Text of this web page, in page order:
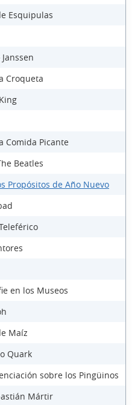
Esquipulas
Croqueta
Comida Picante
Beatles
Propósitos de Año Nuevo
en los Museos
Maíz
Quark
sobre los Pingüinos
Mártir